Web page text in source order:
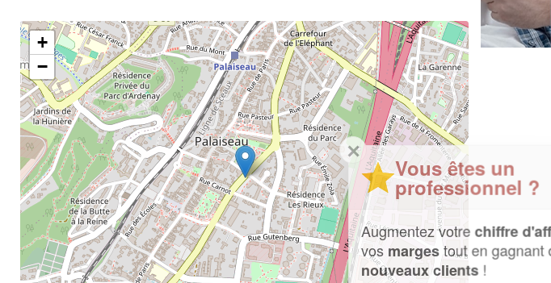
+
−
✕
Vous êtes un
professionnel ?
Augmentez votrechiffre d'affaireset
vosmargestout en gagnant de
nouveaux clients!